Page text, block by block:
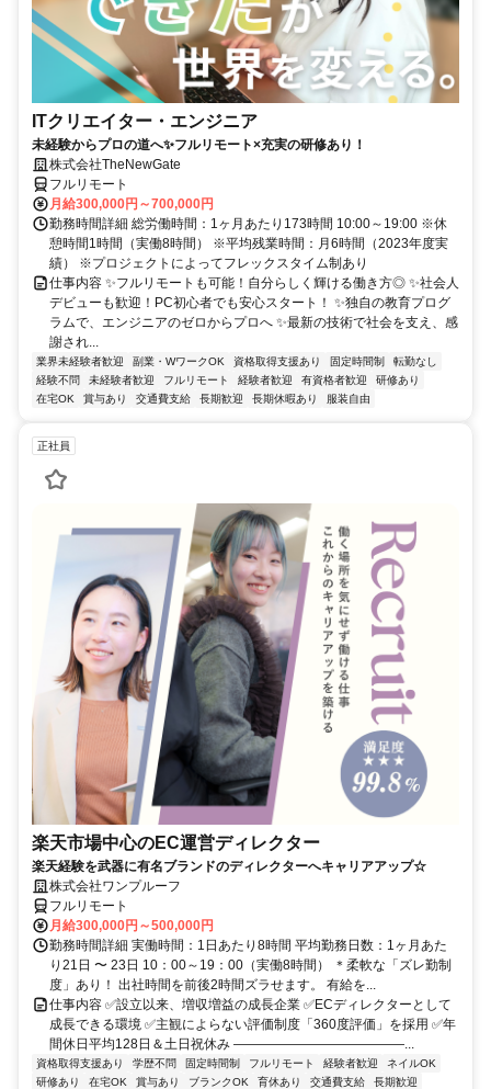
ITクリエイター・エンジニア
未経験からプロの道へ✨フルリモート×充実の研修あり！
株式会社TheNewGate
フルリモート
月給300,000円～700,000円
勤務時間詳細 総労働時間：1ヶ月あたり173時間 10:00～19:00 ※休
憩時間1時間（実働8時間） ※平均残業時間：月6時間（2023年度実
績） ※プロジェクトによってフレックスタイム制あり
仕事内容 ✨フルリモートも可能！自分らしく輝ける働き方◎ ✨社会人
デビューも歓迎！PC初心者でも安心スタート！ ✨独自の教育プログ
ラムで、エンジニアのゼロからプロへ ✨最新の技術で社会を支え、感
謝され...
業界未経験者歓迎 副業・WワークOK 資格取得支援あり 固定時間制
転勤なし
経験不問
未経験者歓迎 フルリモート 経験者歓迎 有資格者歓迎
研修あり
在宅OK
賞与あり 交通費支給 長期歓迎 長期休暇あり 服装自由
正社員
楽天市場中心のEC運営ディレクター
楽天経験を武器に有名ブランドのディレクターへキャリアアップ☆
株式会社ワンプルーフ
フルリモート
月給300,000円～500,000円
勤務時間詳細 実働時間：1日あたり8時間 平均勤務日数：1ヶ月あた
り21日 〜 23日 10：00～19：00（実働8時間） ＊柔軟な「ズレ勤制
度」あり！ 出社時間を前後2時間ズラせます。 有給を...
仕事内容 ✅設立以来、増収増益の成長企業 ✅ECディレクターとして
成長できる環境 ✅主観によらない評価制度「360度評価」を採用 ✅年
間休日平均128日＆土日祝休み ―――――――――――――...
資格取得支援あり 学歴不問 固定時間制 フルリモート 経験者歓迎
ネイルOK
研修あり
在宅OK 賞与あり ブランクOK 育休あり 交通費支給
長期歓迎